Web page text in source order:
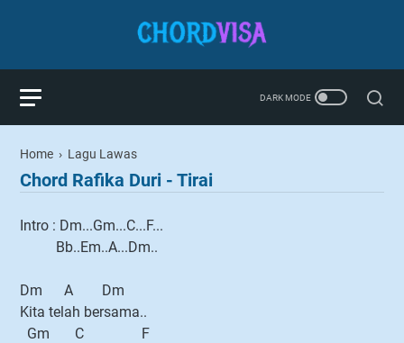
Home › Lagu Lawas
Chord Rafika Duri - Tirai
Intro : Dm...Gm...C...F...
Bb..Em..A...Dm..
Dm A Dm
Kita telah bersama..
Gm C F